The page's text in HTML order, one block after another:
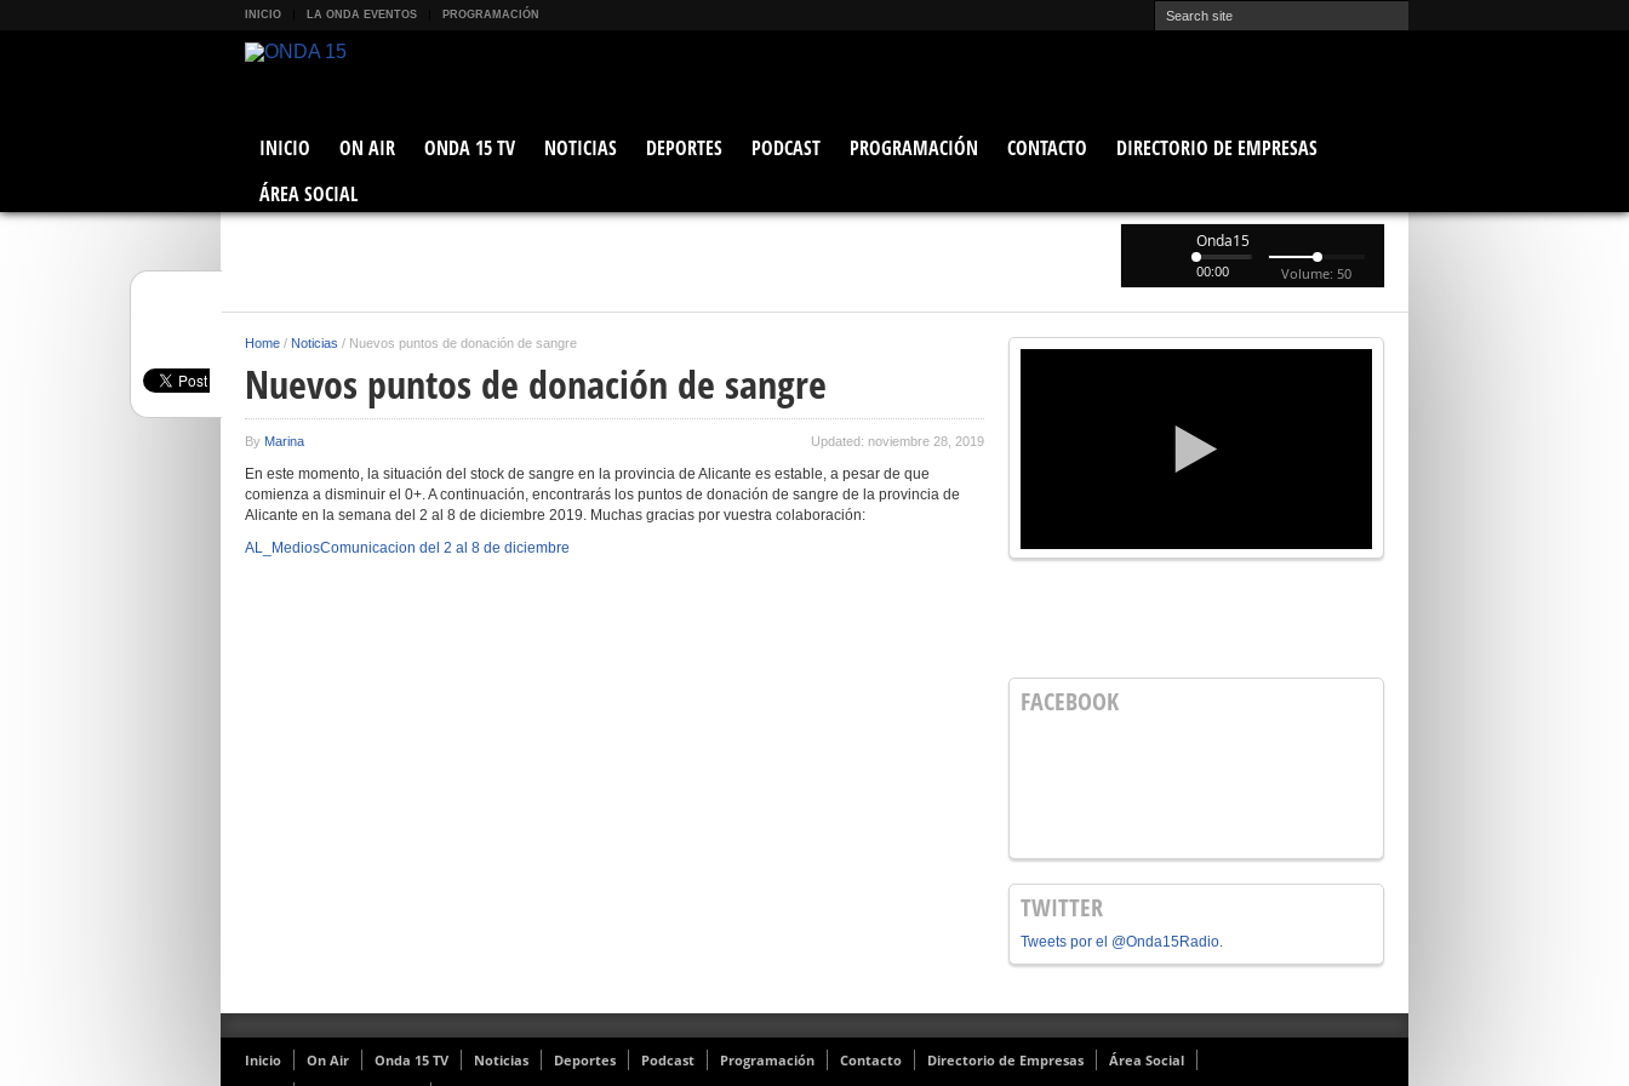
INICIO LA ONDA EVENTOS PROGRAMACIÓN
INICIO ON AIR ONDA 15 TV NOTICIAS DEPORTES PODCAST PROGRAMACIÓN CONTACTO
DIRECTORIO DE EMPRESAS
ÁREA SOCIAL
Onda15
00:00 Volume: 50
Home / Noticias / Nuevos puntos de donación de sangre
Nuevos puntos de donación de sangre
By Marina Updated: noviembre 28, 2019
En este momento, la situación del stock de sangre en la provincia de Alicante es estable, a pesar de que
comienza a disminuir el 0+. A continuación, encontrarás los puntos de donación de sangre de la provincia de
Alicante en la semana del 2 al 8 de diciembre 2019. Muchas gracias por vuestra colaboración:
AL_MediosComunicacion del 2 al 8 de diciembre
FACEBOOK
TWITTER
Tweets por el @Onda15Radio.
Inicio On Air Onda 15 TV Noticias Deportes Podcast Programación Contacto Directorio de Empresas
Área Social